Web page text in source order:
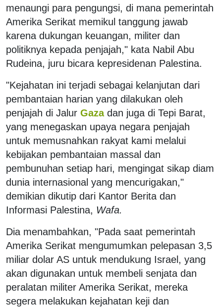
menaungi para pengungsi, di mana pemerintah
Amerika Serikat memikul tanggung jawab
karena dukungan keuangan, militer dan
politiknya kepada penjajah," kata Nabil Abu
Rudeina, juru bicara kepresidenan Palestina.
"Kejahatan ini terjadi sebagai kelanjutan dari
pembantaian harian yang dilakukan oleh
penjajah di Jalur Gaza dan juga di Tepi Barat,
yang menegaskan upaya negara penjajah
untuk memusnahkan rakyat kami melalui
kebijakan pembantaian massal dan
pembunuhan setiap hari, mengingat sikap diam
dunia internasional yang mencurigakan,"
demikian dikutip dari Kantor Berita dan
Informasi Palestina, Wafa.
Dia menambahkan, "Pada saat pemerintah
Amerika Serikat mengumumkan pelepasan 3,5
miliar dolar AS untuk mendukung Israel, yang
akan digunakan untuk membeli senjata dan
peralatan militer Amerika Serikat, mereka
segera melakukan kejahatan keji dan